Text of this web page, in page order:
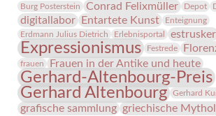
Burg Posterstein Conrad Felixmüller Depot
digitallabor Entartete Kunst
Enteignung
Erdmann Julius Dietrich
Erlebnisportal estrusker
Expressionismus Festrede
frauen Frauen in der Antike und heute
Gerhard-Altenbourg-Preis
Gerhard Altenbourg
Gerhard
grafische sammlung griechische